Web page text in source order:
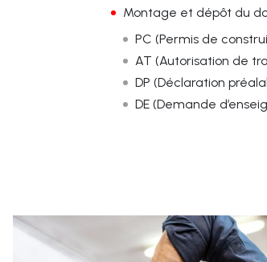
Montage et dépôt du
PC (Permis de
AT (Autorisation de
DP (Déclaration
DE (Demande